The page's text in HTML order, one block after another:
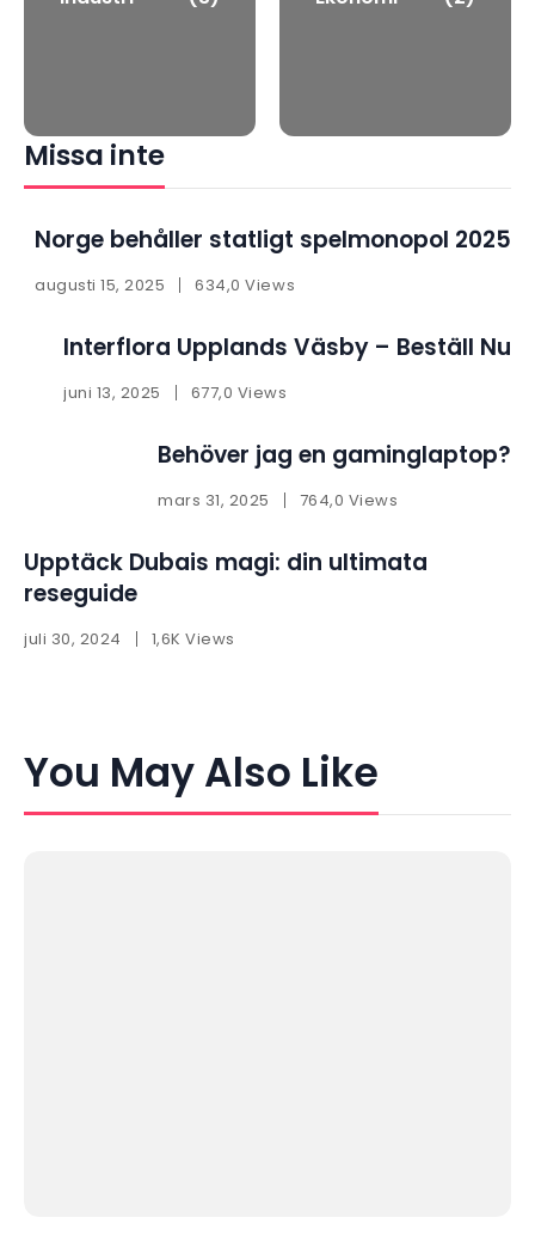
Missa inte
Norge behåller statligt spelmonopol 2025
augusti 15, 2025 634,0 Views
Interflora Upplands Väsby – Beställ Nu
juni 13, 2025 677,0 Views
Behöver jag en gaminglaptop?
mars 31, 2025 764,0 Views
Upptäck Dubais magi: din ultimata
reseguide
juli 30, 2024 1,6K Views
You May Also Like